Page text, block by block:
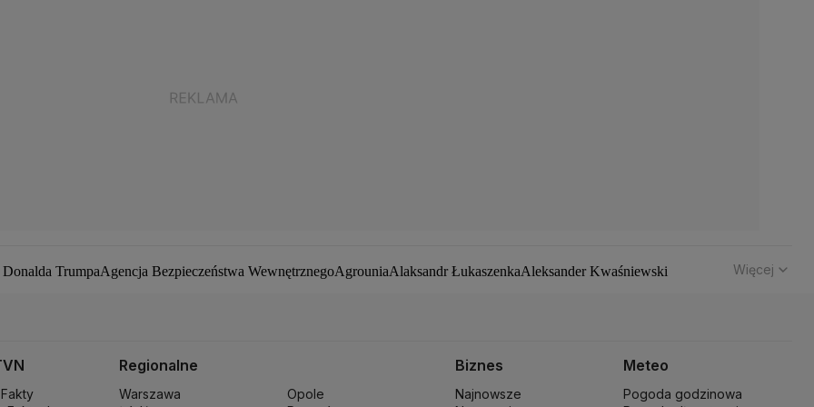
TrumpaAgencja Bezpieczeństwa WewnętrznegoAgrouniaAlaksandr ŁukaszenkaAleksander Kwaśniewski
Kryptowaluty Krzysztof Bosak Lech WałęsaLewica
Lotto
Ministerstwo InfrastrukturyMinisterstwo KulturyMinisterstwo Obrony NarodowejMinisterstwo Rolnictwa
Więcej
Regionalne
Warszawa
Opole
Biznes
Najnowsze
Meteo
Pogoda godzinowa